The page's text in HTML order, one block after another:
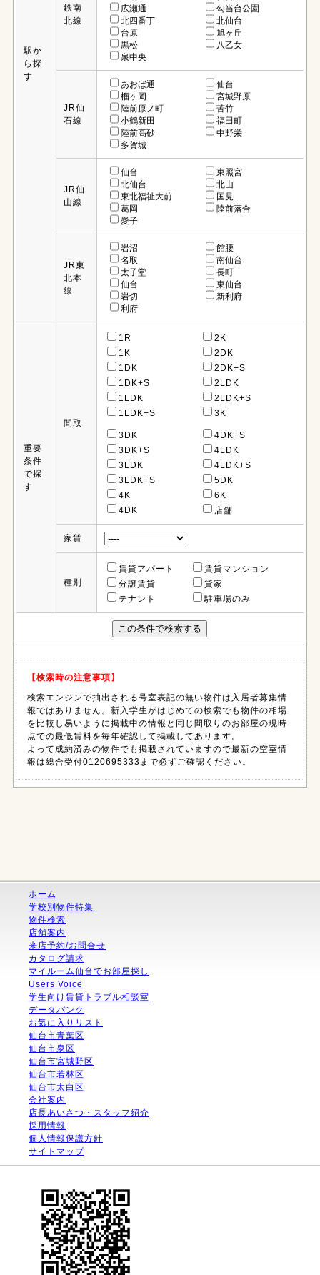
駅か
ら探
す
鉄南
北線
広瀬通
勾当台公園
北四番丁
北仙台
台原
旭ヶ丘
黒松
八乙女
泉中央
JR仙
石線
あおば通
仙台
榴ヶ岡
宮城野原
陸前原ノ町
苦竹
小鶴新田
福田町
陸前高砂
中野栄
多賀城
JR仙
山線
仙台
東照宮
北仙台
北山
東北福祉大前
国見
葛岡
陸前落合
愛子
JR東
北本
線
岩沼
館腰
名取
南仙台
太子堂
長町
仙台
東仙台
岩切
新利府
利府
重要
条件
で探
す
間取
1R
1K
1DK
1DK+S
1LDK
1LDK+S
2K
2DK
2DK+S
2LDK
2LDK+S
3K
3DK
3DK+S
3LDK
3LDK+S
4K
4DK
4DK+S
4LDK
4LDK+S
5DK
6K
店舗
家賃
種別
賃貸アパート
賃貸マンション
分譲賃貸
貸家
テナント
駐車場のみ
【検索時の注意事項】
検索エンジンで抽出される号室表記の無い物件は入居者募集情
報ではありません。新入学生がはじめての検索でも物件の相場
を比較し易いように掲載中の情報と同じ間取りのお部屋の現時
点での最低賃料を毎年確認して掲載してあります。
よって成約済みの物件でも掲載されていますので最新の空室情
報は総合受付0120695333まで必ずご確認ください。
ホーム
学校別物件特集
物件検索
店舗案内
来店予約/お問合せ
カタログ請求
マイルーム仙台でお部屋探し
Users Voice
学生向け賃貸トラブル相談室
データバンク
お気に入りリスト
仙台市青葉区
仙台市泉区
仙台市宮城野区
仙台市若林区
仙台市太白区
会社案内
店長あいさつ・スタッフ紹介
採用情報
個人情報保護方針
サイトマップ